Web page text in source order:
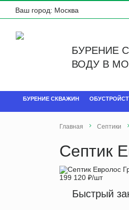
Ваш город: Москва
БУРЕНИЕ
ВОДУ В
БУРЕНИЕ СКВАЖИН
Главная Септики
Септик
199 120 ₽/шт
Быстрый